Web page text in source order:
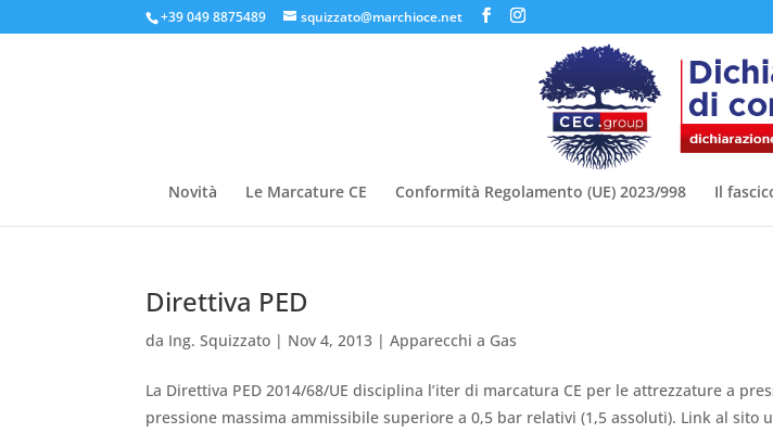
+39 049 8875489 squizzato@marchioce.net
Novità Le Marcature CE Conformità Regolamento (UE) 2023/998 Il
Direttiva PED
da Ing. Squizzato | Nov 4, 2013 |Apparecchi a Gas
La Direttiva PED 2014/68/UE disciplina l’iter di marcatura CE per le attrezzature a
pressione massima ammissibile superiore a 0,5 bar relativi (1,5 assoluti). Link al sito